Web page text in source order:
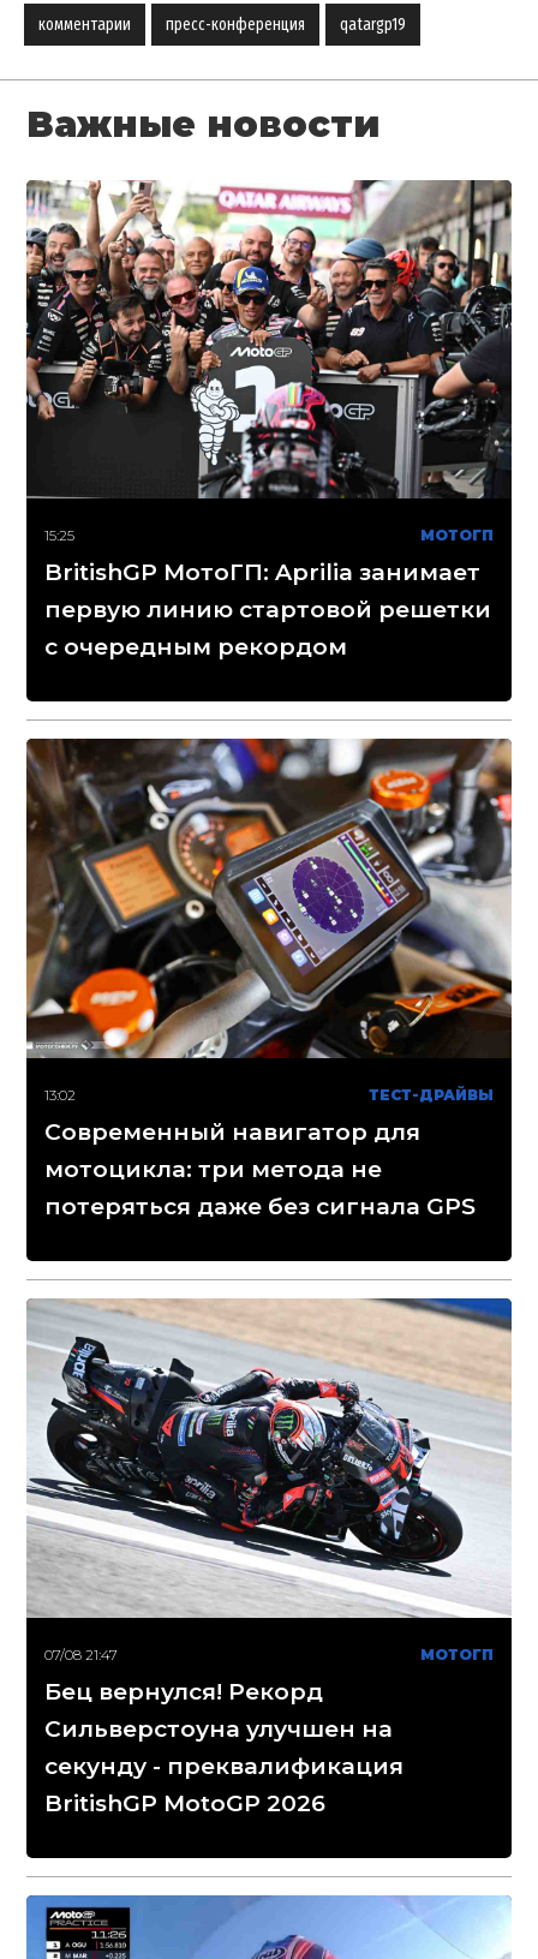
комментарии пресс-конференция qatargp19
Важные новости
15:25 МОТОГП
BritishGP МотоГП: Aprilia занимает
первую линию стартовой решетки
с очередным рекордом
13:02 ТЕСТ-ДРАЙВЫ
Современный навигатор для
мотоцикла: три метода не
потеряться даже без сигнала GPS
07/08 21:47 МОТОГП
Бец вернулся! Рекорд
Сильверстоуна улучшен на
секунду - преквалификация
BritishGP MotoGP 2026